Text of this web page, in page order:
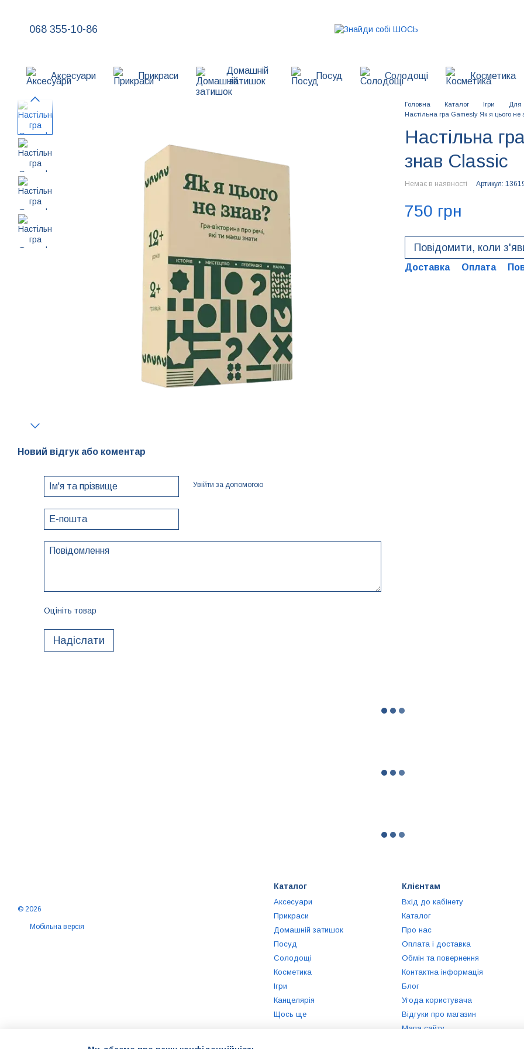
068 355-10-86
Аксесуари Прикраси
Домашній
затишок
Посуд Солодощі Косметика
Новий відгук або коментар
Увійти за допомогою
Оцініть товар
Надіслати
Головна Каталог Ігри Для
Настільна гра Gamesly Як я цього не
Настільна
знав Classic
Немає в наявності Артикул:
750 грн
Повідомити, коли
Доставка Оплата
© 2026
Мобільна версія
Каталог
Аксесуари
Прикраси
Домашній затишок
Посуд
Солодощі
Косметика
Ігри
Канцелярія
Щось ще
Клієнтам
Вхід до кабінету
Каталог
Про нас
Оплата і доставка
Обмін та повернення
Контактна інформація
Блог
Угода користувача
Відгуки про магазин
Мапа сайту